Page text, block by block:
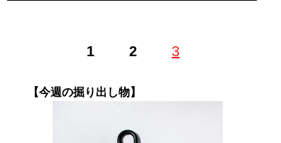
1 2 3
【今週の掘り出し物】